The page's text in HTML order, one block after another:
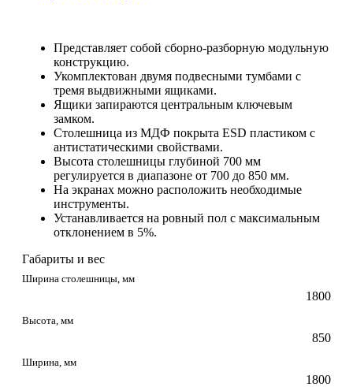
Представляет собой сборно-разборную модульную
конструкцию.
Укомплектован двумя подвесными тумбами с
тремя выдвижными ящиками.
Ящики запираются центральным ключевым
замком.
Столешница из МДФ покрыта ESD пластиком с
антистатическими свойствами.
Высота столешницы глубиной 700 мм
регулируется в диапазоне от 700 до 850 мм.
На экранах можно расположить необходимые
инструменты.
Устанавливается на ровный пол с максимальным
отклонением в 5%.
Габариты и вес
Ширина столешницы, мм
1800
Высота, мм
850
Ширина, мм
1800